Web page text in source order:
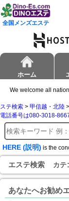
全国メンズエステ
ホーム
We welcome all
ステ検索 > 甲信越・北陸 >
電話番号は080-3018-8667
HERE (説明) is the
エステ検索 カテ
あなたへお勧め